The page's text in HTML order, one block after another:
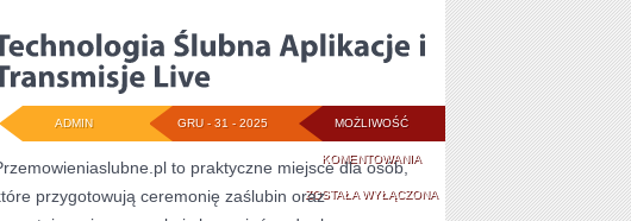
MOŻLIWOŚĆ
KOMENTOWANIATECHNOLOGIA
ŚLUBNA
ZOSTAŁA WYŁĄCZONA
GRU - 31 - 2025
ADMIN
to praktyczne miejsce dla osób,
przygotowują ceremonię zaślubin oraz